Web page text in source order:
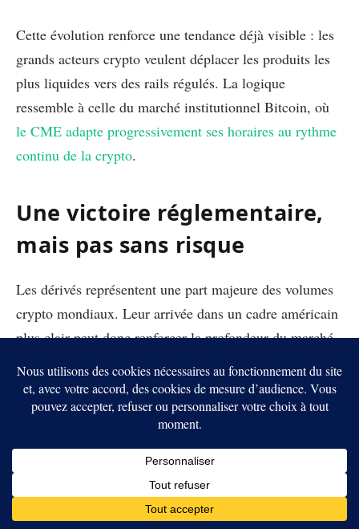
Cette évolution renforce une tendance déjà visible : les
grands acteurs crypto veulent déplacer les produits les
plus liquides vers des rails régulés. La logique
ressemble à celle du marché institutionnel Bitcoin, où
le CME adapte progressivement ses horaires au rythme
continu de la crypto.
Une victoire réglementaire,
mais pas sans risque
Les dérivés représentent une part majeure des volumes
crypto mondiaux. Leur arrivée dans un cadre américain
plus clair peut donc renforcer la profondeur du marché,
attirer des capitaux institutionnels et réduire la
dépendance aux plateformes non américaines.
Mais cette victoire comporte aussi une responsabilité.
Les contrats perpétuels restent des produits complexes.
Ils peuvent servir à couvrir une exposition, mais aussi à
prendre un levier excessif. La CFTC devra donc